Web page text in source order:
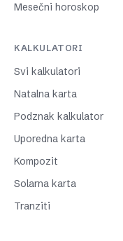
Mesečni horoskop
KALKULATORI
Svi kalkulatori
Natalna karta
Podznak kalkulator
Uporedna karta
Kompozit
Solarna karta
Tranziti